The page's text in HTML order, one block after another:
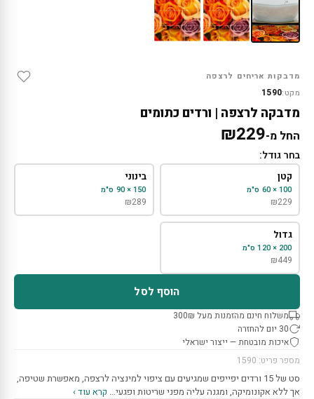
מדבקות אריחים לרצפה
מקט:1590
מדבקה לרצפה | ורדים כתומים
החל מ- ₪229
בחר גודל:
קטן
100 × 60 ס"מ
₪229
בינוני
150 × 90 ס"מ
₪289
גדול
200 × 120 ס"מ
₪449
הוסף לסל
משלוח חינם מהזמנות מעל 300₪
30 יום להחזרה
איכות מובטחת — ייצור ישראלי
מספר פריט: 1590
סט של 15 ורדים יפייפים שמגיעים עם ציפוי למינציה לרצפה, מאפשרת שטיפה,
אך ללא אקונומיקה, ומגנה עליה מפני שריטות ופגעי… קרא עוד ›